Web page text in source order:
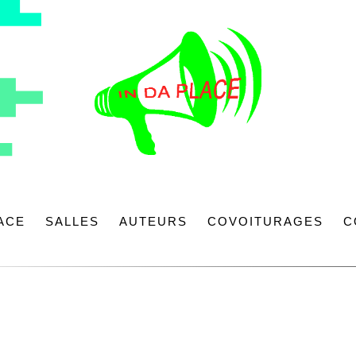
SALLES AUTEURS COVOITURAGES